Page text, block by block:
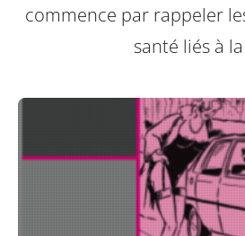
commence par rappeler
santé liés à